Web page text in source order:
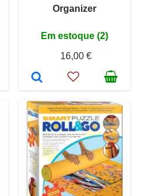
Organizer
Em estoque (2)
16,00 €